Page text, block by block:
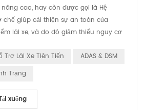
cao, hay còn được gọi là Hệ
chế giúp cải thiện sự an toàn của
lái xe, và do đó giảm thiểu nguy cơ
thái Màn hình) là một Chống mệt mỏi
Tài xế tình trạng lái xe có thể được
Trợ Lái Xe Tiên Tiến
ADAS & DSM
Trạng
xuống